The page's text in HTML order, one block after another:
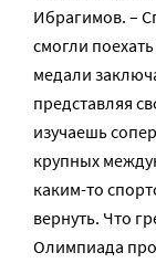
Ибрагимов. –
смогли
медали
представляя
изучаешь
крупных
каким-то
вернуть. Что
Олимпиада